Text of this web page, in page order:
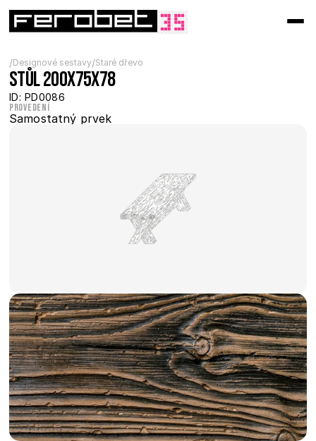
/Designové sestavy/Staré dřevo
Stůl 200x75x78
ID: PD0086
Provedení
Samostatný prvek